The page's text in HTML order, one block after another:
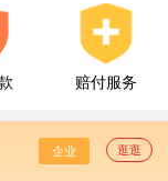
赔付服务
企业 逛逛